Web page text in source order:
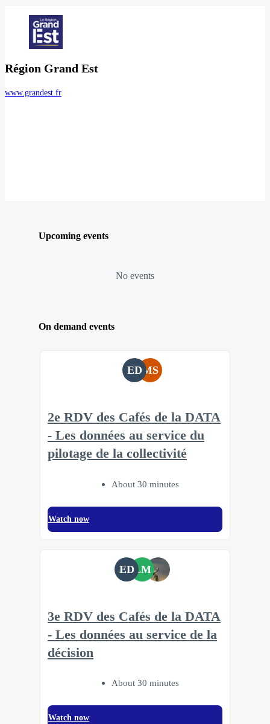
Région Grand Est
www.grandest.fr
Upcoming events
No events
On demand events
ED MS
2e RDV des Cafés de la DATA
- Les données au service du
pilotage de la collectivité
About 30 minutes
Watch now
EDLM
3e RDV des Cafés de la DATA
- Les données au service de la
décision
About 30 minutes
Watch now